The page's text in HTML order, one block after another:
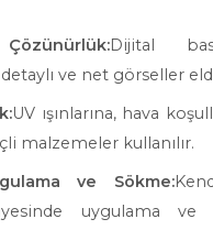
Dijital
ve net görseller
UV ışınlarına, hava
malzemeler kullanılır.
ve Sökme:
uygulama ve